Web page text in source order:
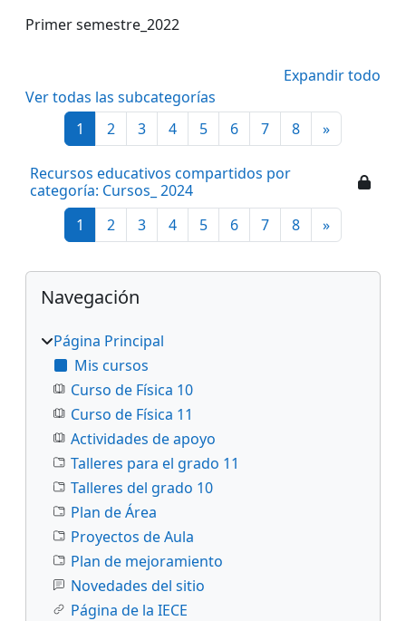
Primer semestre_2022
Expandir todo
Ver todas las subcategorías
1 Página 1
2 Página 2
3Página 3
4Página 4
5Página 5
6Página 6
7Página 7
8Página 8
»Siguiente
Recursos educativos compartidos por
categoría: Cursos_ 2024
1 Página 1
2 Página 2
3Página 3
4Página 4
5Página 5
6Página 6
7Página 7
8Página 8
»Siguiente
Bloques
Salta Navegación
Navegación
Página Principal
Mis cursos
Curso de Física 10
Curso de Física 11
Actividades de apoyo
Talleres para el grado 11
Talleres del grado 10
Plan de Área
Proyectos de Aula
Plan de mejoramiento
Novedades del sitio
Página de la IECE